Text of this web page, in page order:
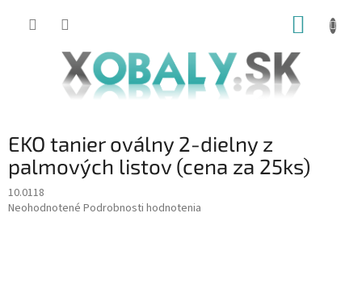
EKO tanier oválny 2-dielny z
palmových listov (cena za 25ks)
10.0118
Priemerné
Neohodnotené Podrobnosti hodnotenia